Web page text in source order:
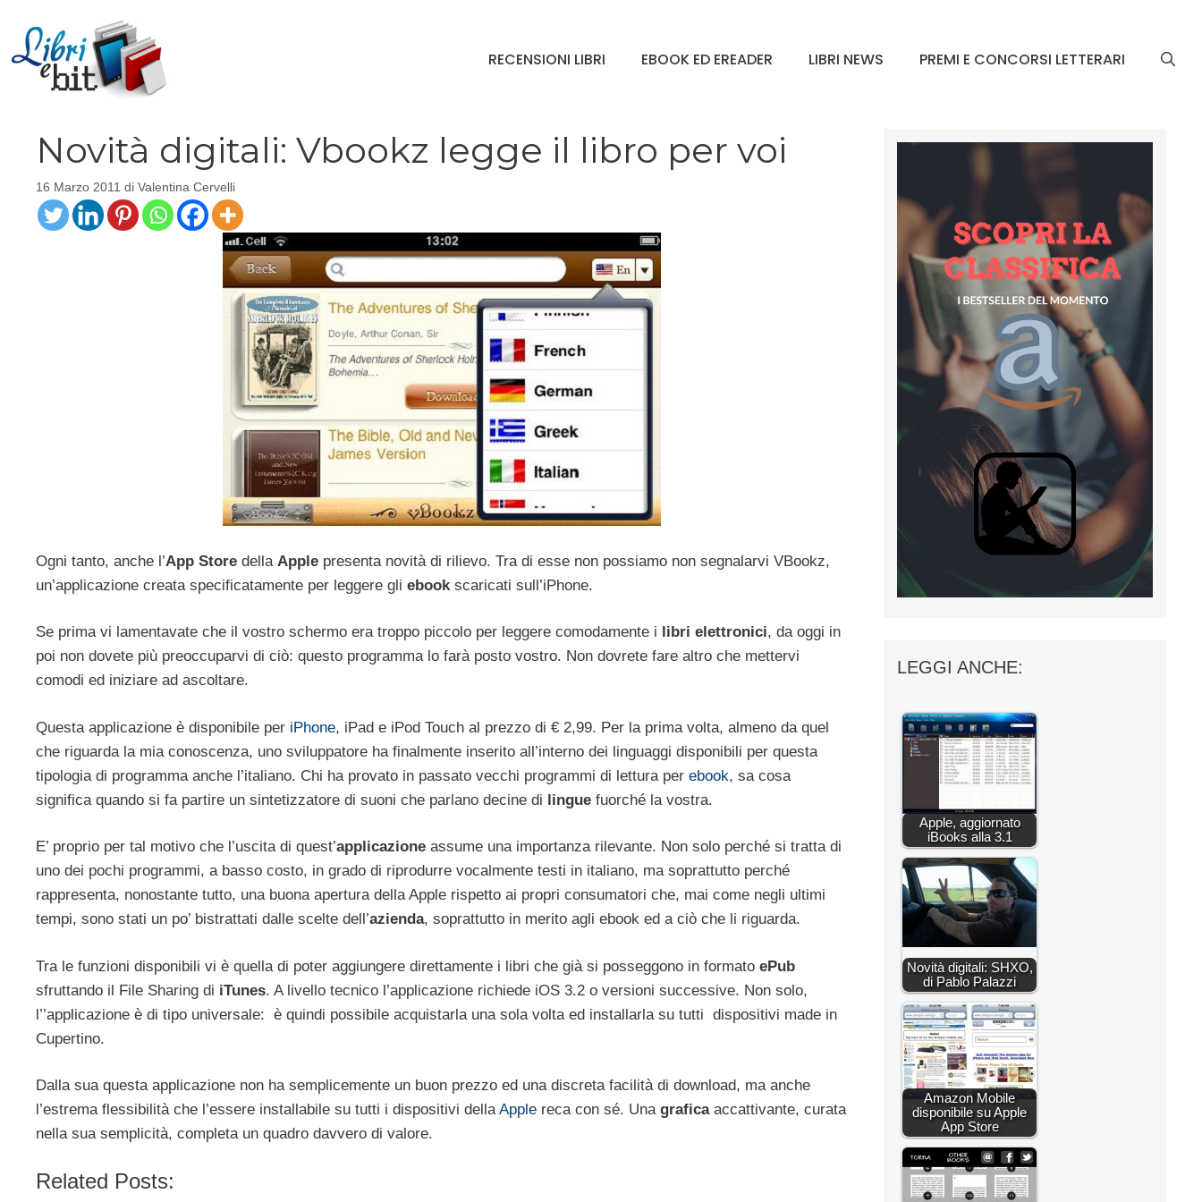
contenuto
RECENSIONI LIBRI EBOOK ED EREADER LIBRI NEWS PREMI E CONCORSI LETTERARI
Novità digitali: Vbookz legge il libro per voi
16 Marzo 2011 di Valentina Cervelli
Ogni tanto, anche l’App Store della Apple presenta novità di rilievo. Tra di esse non possiamo non segnalarvi VBookz,
un’applicazione creata specificatamente per leggere gli ebookscaricati sull’iPhone.
Se prima vi lamentavate che il vostro schermo era troppo piccolo per leggere comodamente i libri elettronici, da oggi in
poi non dovete più preoccuparvi di ciò: questo programma lo farà posto vostro. Non dovrete fare altro che mettervi
comodi ed iniziare ad ascoltare.
Questa applicazione è disponibile per iPhone, iPad e iPod Touch al prezzo di € 2,99. Per la prima volta, almeno da quel
che riguarda la mia conoscenza, uno sviluppatore ha finalmente inserito all’interno dei linguaggi disponibili per questa
tipologia di programma anche l’italiano. Chi ha provato in passato vecchi programmi di lettura per ebook, sa cosa
significa quando si fa partire un sintetizzatore di suoni che parlano decine di lingue fuorché la vostra.
E’ proprio per tal motivo che l’uscita di quest’applicazione assume una importanza rilevante. Non solo perché si tratta di
uno dei pochi programmi, a basso costo, in grado di riprodurre vocalmente testi in italiano, ma soprattutto perché
rappresenta, nonostante tutto, una buona apertura della Apple rispetto ai propri consumatori che, mai come negli ultimi
tempi, sono stati un po’ bistrattati dalle scelte dell’azienda, soprattutto in merito agli ebook ed a ciò che li riguarda.
Tra le funzioni disponibili vi è quella di poter aggiungere direttamente i libri che già si posseggono in formato ePub
sfruttando il File Sharing di iTunes. A livello tecnico l’applicazione richiede iOS 3.2 o versioni successive. Non solo,
l’’applicazione è di tipo universale: è quindi possibile acquistarla una sola volta ed installarla su tutti dispositivi made in
Cupertino.
Dalla sua questa applicazione non ha semplicemente un buon prezzo ed una discreta facilità di download, ma anche
l’estrema flessibilità che l’essere installabile su tutti i dispositivi dellaApple reca con sé. Una graficaaccattivante, curata
nella sua semplicità, completa un quadro davvero di valore.
Related Posts:
LEGGI ANCHE:
Apple, aggiornato
iBooks alla 3.1
Novità digitali: SHXO,
di Pablo Palazzi
Amazon Mobile
disponibile su Apple
App Store